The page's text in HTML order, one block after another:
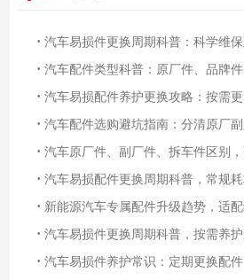
·汽车易损件更换周期科普：科学维
·汽车配件类型科普：原厂件、品牌件、
·汽车易损配件养护更换攻略：按需更替
·汽车配件选购避坑指南：分清原厂副厂
·汽车原厂件、副厂件、拆车件区别
·汽车易损配件更换周期科普，常规
· 新能源汽车专属配件升级趋势，适
·汽车易损件更换周期科普，按需养
·汽车易损件养护常识：定期更换配